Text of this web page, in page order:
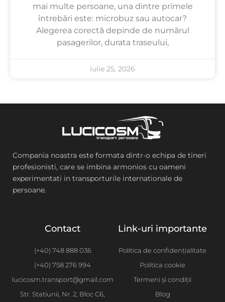
mai multe persoane, una dintre primele
întrebări este: microbuz sau autocar?
Alegerea corectă depinde de numărul
pasagerilor, durata traseului,
iulie 25, 2026
Compania noastra este formata dintr-o echipa de tineri
profesionisti, care se imbina armonios cu oameni
experimentati in transporturile internationale de
persoane.
Contact
(+40) 748 888 036
(+40) 758 276 994
lucicosm.transport@gmail.com
Str. Statiunii, Nr. 2, Bloc C6,
Link-uri importante
Politica de confidențialitate
Politica cookie
Termeni și condiții
Blog